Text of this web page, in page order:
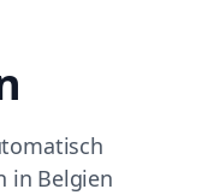
in Belgien